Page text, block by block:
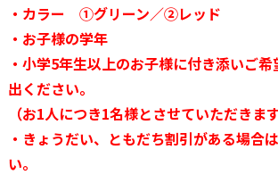
・カラー ①グリーン／②レッド
・お子様の学年
・小学5年生以上のお子様に付き添いご
出ください。
（お1人につき1名様とさせていただきます
・きょうだい、ともだち割引がある場合
い。